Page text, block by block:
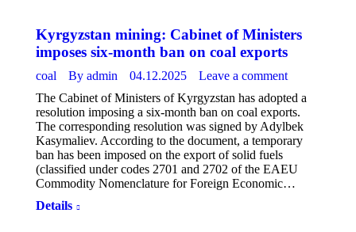
Kyrgyzstan mining: Cabinet of Ministers
imposes six-month ban on coal exports
coal By admin 04.12.2025
Leave a comment
The Cabinet of Ministers of Kyrgyzstan has adopted a
resolution imposing a six-month ban on coal exports.
The corresponding resolution was signed by Adylbek
Kasymaliev. According to the document, a temporary
ban has been imposed on the export of solid fuels
(classified under codes 2701 and 2702 of the EAEU
Commodity Nomenclature for Foreign Economic…
Details